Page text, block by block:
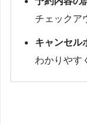
チェックア
キャンセル
わかりやす